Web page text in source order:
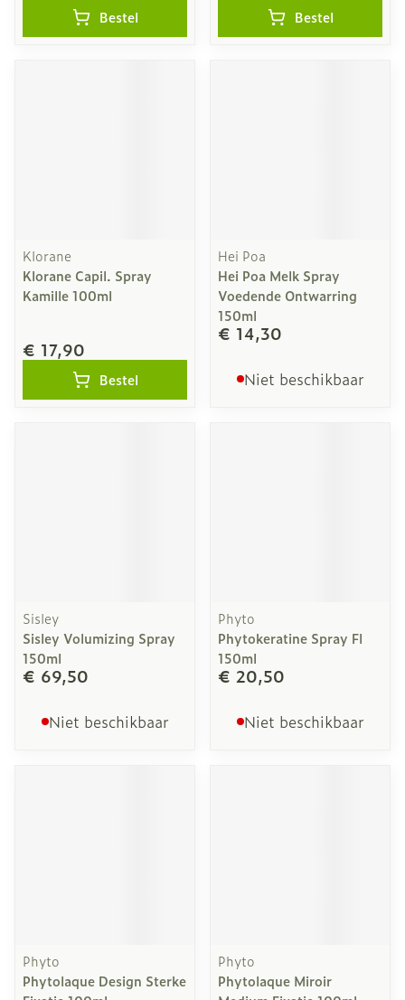
Bestel Bestel
Klorane
Klorane Capil. Spray
Kamille 100ml
€ 17,90
Bestel
Hei Poa
Hei Poa Melk Spray
Voedende Ontwarring
150ml
€ 14,30
Niet beschikbaar
Sisley
Sisley Volumizing Spray
150ml
€ 69,50
Niet beschikbaar
Phyto
Phytokeratine Spray Fl
150ml
€ 20,50
Niet beschikbaar
Phyto
Phytolaque Design Sterke
Phyto
Phytolaque Miroir